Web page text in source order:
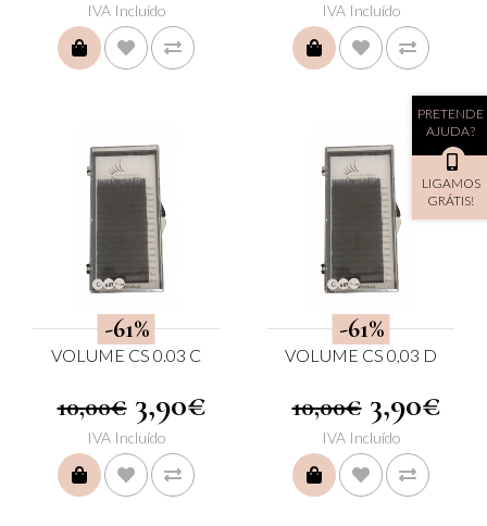
IVA Incluído
COMPRAR
IVA Incluído
COMPRAR
-61%
VOLUME CS 0.03 C
10,00€ 3,90€
IVA Incluído
COMPRAR
-61%
VOLUME CS 0,03 D
10,00€ 3,90€
IVA Incluído
COMPRAR
PRETENDE
AJUDA?
LIGAMOS
GRÁTIS!